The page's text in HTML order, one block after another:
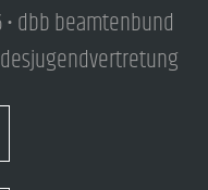
dbb beamtenbund